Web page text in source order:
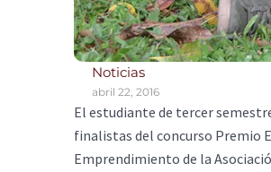
Noticias
abril 22, 2016
El estudiante de tercer
finalistas del concurso Premio
Emprendimiento de la